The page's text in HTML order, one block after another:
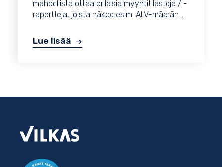
mahdollista ottaa erilaisia myyntitilastoja / -
raportteja, joista näkee esim. ALV-määrän...
Lue lisää